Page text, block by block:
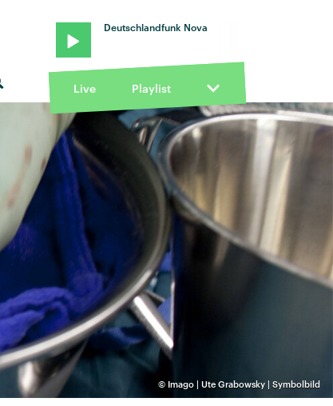
Deutschlandfunk Nova
Live Playlist
© Imago | Ute Grabowsky | Symbolbild